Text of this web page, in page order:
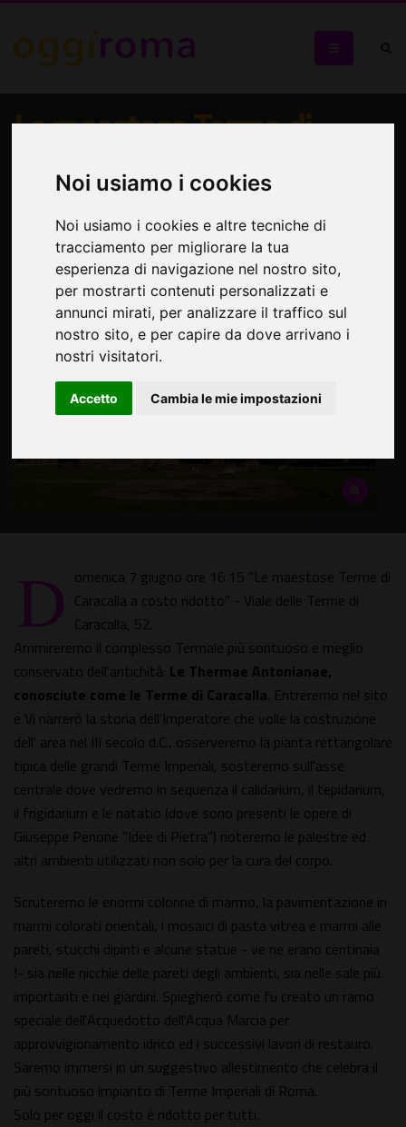
Noi usiamo i cookies
Noi usiamo i cookies e altre tecniche di
tracciamento per migliorare la tua
esperienza di navigazione nel nostro sito,
per mostrarti contenuti personalizzati e
annunci mirati, per analizzare il traffico sul
nostro sito, e per capire da dove arrivano i
nostri visitatori.
Accetto Cambia le mie impostazioni
Le maestose Terme di
Caracalla a costo ridotto
D omenica 7 giugno ore 16.15 "Le maestose Terme di
Caracalla a costo ridotto" - Viale delle Terme di
Caracalla, 52.
Ammireremo il complesso Termale più sontuoso e meglio
conservato dell'antichità: Le Thermae Antonianae,
conosciute come le Terme di Caracalla. Entreremo nel sito
e Vi narrerò la storia dell'Imperatore che volle la costruzione
dell' area nel III secolo d.C., osserveremo la pianta rettangolare
tipica delle grandi Terme Imperiali, sosteremo sull'asse
centrale dove vedremo in sequenza il calidarium, il tepidarium,
il frigidarium e le natatio (dove sono presenti le opere di
Giuseppe Penone "Idee di Pietra") noteremo le palestre ed
altri ambienti utilizzati non solo per la cura del corpo.
Scruteremo le enormi colonne di marmo, la pavimentazione in
marmi colorati orientali, i mosaici di pasta vitrea e marmi alle
pareti, stucchi dipinti e alcune statue - ve ne erano centinaia
!- sia nelle nicchie delle pareti degli ambienti, sia nelle sale più
importanti e nei giardini. Spiegherò come fu creato un ramo
speciale dell'Acquedotto dell'Acqua Marcia per
approvvigionamento idrico ed i successivi lavori di restauro.
Saremo immersi in un suggestivo allestimento che celebra il
più sontuoso impianto di Terme Imperiali di Roma.
Solo per oggi il costo è ridotto per tutti.